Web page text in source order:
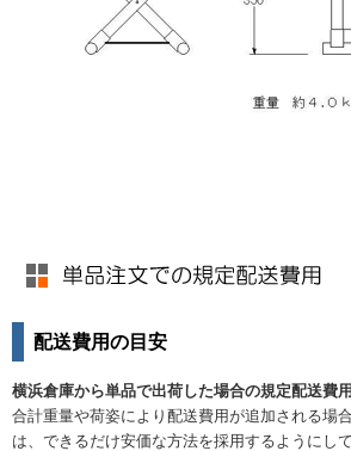
配送費用の目安
横浜倉庫から単品で出荷した場合の規定配送費
合計重量や荷姿により配送費用が追加される場
は、できるだけ安価な方法を採用するようにし